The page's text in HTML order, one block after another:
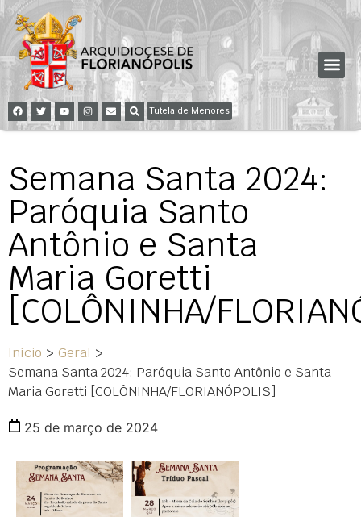
Tutela de Menores
Semana Santa 2024:
Paróquia Santo
Antônio e Santa
Maria Goretti
[COLÔNINHA/
Início > Geral >
Semana Santa 2024: Paróquia Santo Antônio e Santa
Maria Goretti [COLÔNINHA/FLORIANÓPOLIS]
25 de março de 2024